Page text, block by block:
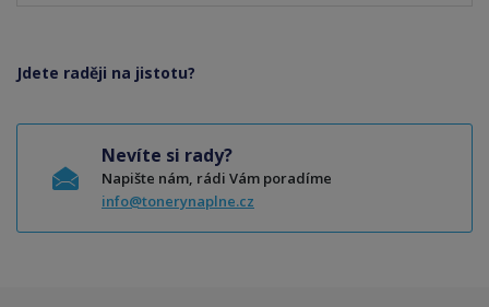
Jdete raději na jistotu?
Nevíte si rady?
Napište nám, rádi Vám poradíme
info@tonerynaplne.cz